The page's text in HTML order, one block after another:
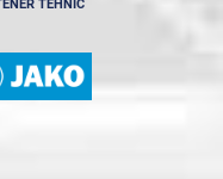
TEHNIC